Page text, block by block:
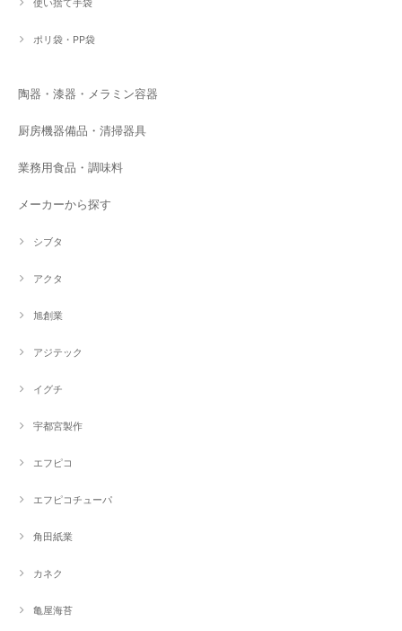
使い捨て手袋
ポリ袋・PP袋
陶器・漆器・メラミン容器
厨房機器備品・清掃器具
業務用食品・調味料
メーカーから探す
シブタ
アクタ
旭創業
アジテック
イグチ
宇都宮製作
エフピコ
エフピコチューパ
角田紙業
カネク
亀屋海苔